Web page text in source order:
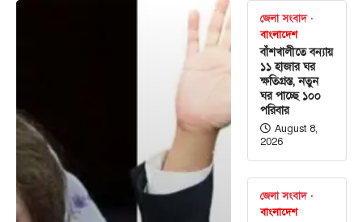
জেলা সংবাদ
বাংলাদেশ
বাঁশখালীতে বন্যায়
১১ হাজার ঘর
ক্ষতিগ্রস্ত, নতুন
ঘর পাচ্ছে ১০০
পরিবার
August 8,
2026
জেলা সংবাদ
বাংলাদেশ